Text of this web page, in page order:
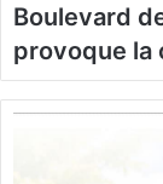
Boulevard
provoque la